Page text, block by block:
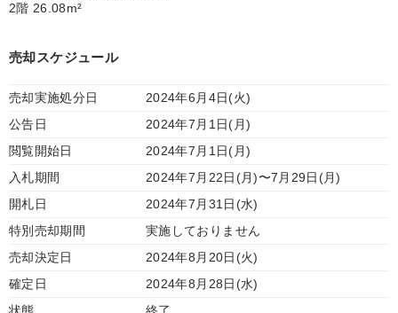
2階 26.08m²
売却スケジュール
売却実施処分日
2024年6月4日(火)
公告日
2024年7月1日(月)
閲覧開始日
2024年7月1日(月)
入札期間
2024年7月22日(月)〜7月29日(月)
開札日
2024年7月31日(水)
特別売却期間
実施しておりません
売却決定日
2024年8月20日(火)
確定日
2024年8月28日(水)